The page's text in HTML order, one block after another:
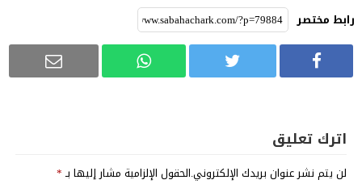
رابط مختصر
اترك تعليق
لن يتم نشر عنوان بريدك الإلكتروني.الحقول الإلزامية مشار إليها بـ*